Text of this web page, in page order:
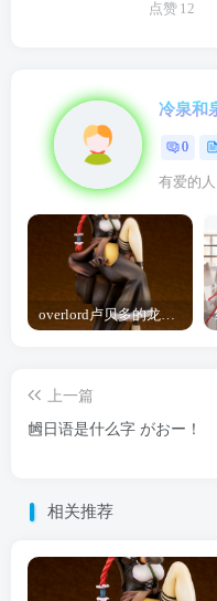
点赞 12
冷泉和
0
有爱的
overlord卢贝多的龙王谁厉害 「Overlord」露普斯蕾琪娜·贝塔手办开订
上一篇
乸日语是什么字 がおー！
相关推荐